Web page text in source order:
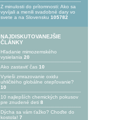
Z minulosti do prítomnosti: Ako sa
vyvíjali a menili svadobné dary vo
svete a na Slovensku 105782
NAJDISKUTOVANEJŠIE
ČLÁNKY
Hľadanie mimozemského
vysielania 20
Ako zastaviť čas 10
Vyrieši zmrazovanie oxidu
uhličitého globálne otepľovanie?
10
10 najlepších chemických pokusov
pre znudené deti 8
Dýcha sa vám ťažko? Choďte do
kostola! 7